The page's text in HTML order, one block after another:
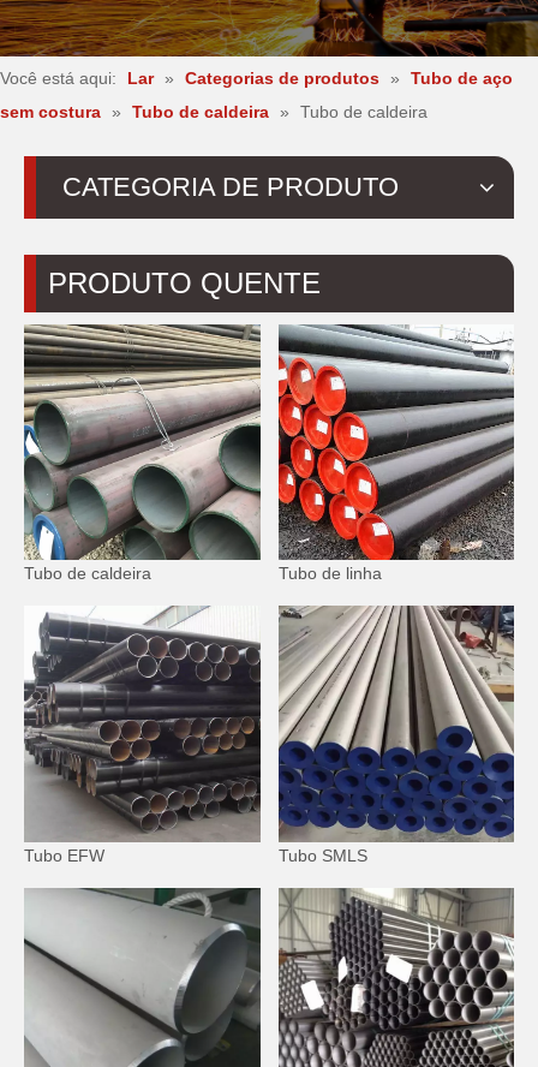
Você está aqui: Lar » Categorias de produtos »
Tubo de aço
sem costura » Tubo de caldeira » Tubo de caldeira
CATEGORIA DE PRODUTO
PRODUTO QUENTE
Tubo de caldeira Tubo de linha
Tubo EFW Tubo SMLS